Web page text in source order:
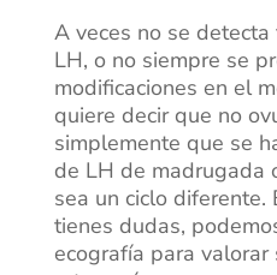
A veces no se
LH, o no siempre se
modificaciones en el
quiere decir que no
simplemente que se
de LH de madrugada
sea un ciclo diferente.
tienes dudas,
ecografía para